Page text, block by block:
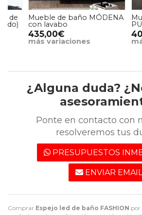
Comprar Espejo led de baño FASHION por
Mueble de baño MÓDENA
con lavabo
435,00€
más variaciones
Mueble
PULL
más
¿Alguna duda?
Ponte en contacto con
resolveremos tus
PRESUPUESTOS
ENVIAR EMAIL